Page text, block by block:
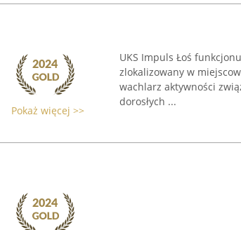
Pokaż więcej >>
UKS Impuls Łoś
zlokalizowany w
wachlarz aktywności
dorosłych ...